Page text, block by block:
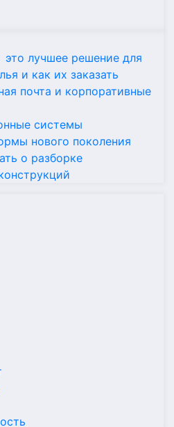
лучшее решение для
и как их заказать
почта и корпоративные
системы
нового поколения
о разборке